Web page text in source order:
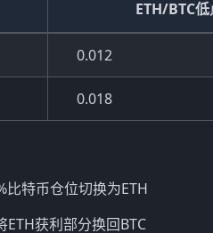
ETH/BTC
0.012
0.018
比特币仓位切换为ETH
获利部分换回BTC